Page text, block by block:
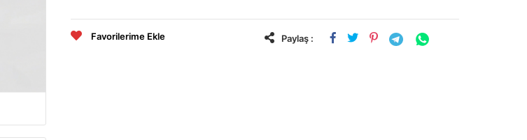
Favorilerime Ekle Paylaş :